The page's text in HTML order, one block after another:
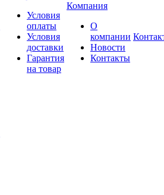
Условия
оплаты
Условия
доставки
Гарантия
на товар
Компания
О
компании
Новости
Контакты